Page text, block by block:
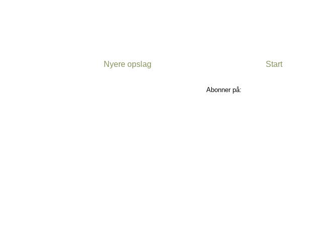
Nyere opslag Start
Abonner på: